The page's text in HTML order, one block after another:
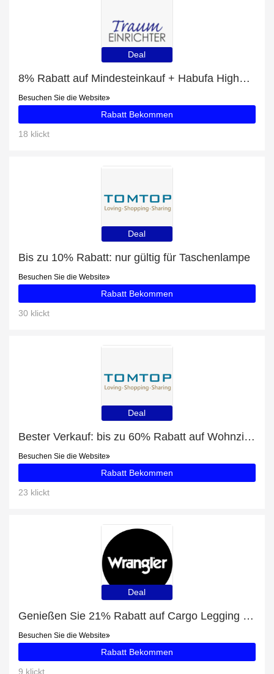
Deal
8% Rabatt auf Mindesteinkauf + Habufa Highboard Brooklyn 37135 mit 42% Rabatt
Besuchen Sie die Website
Rabatt Bekommen
18 klickt
Deal
Bis zu 10% Rabatt: nur gültig für Taschenlampe
Besuchen Sie die Website
Rabatt Bekommen
30 klickt
Deal
Bester Verkauf: bis zu 60% Rabatt auf Wohnzimmermöbel
Besuchen Sie die Website
Rabatt Bekommen
23 klickt
Deal
Genießen Sie 21% Rabatt auf Cargo Legging in Black
Besuchen Sie die Website
Rabatt Bekommen
9 klickt